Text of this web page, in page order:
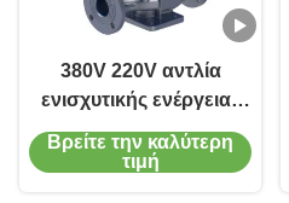
380V 220V αντλία
ενισχυτικής ενέργειας
κατακόρυφη
φυγοκεντρική αντλία
Βρείτε την καλύτερη
τιμή